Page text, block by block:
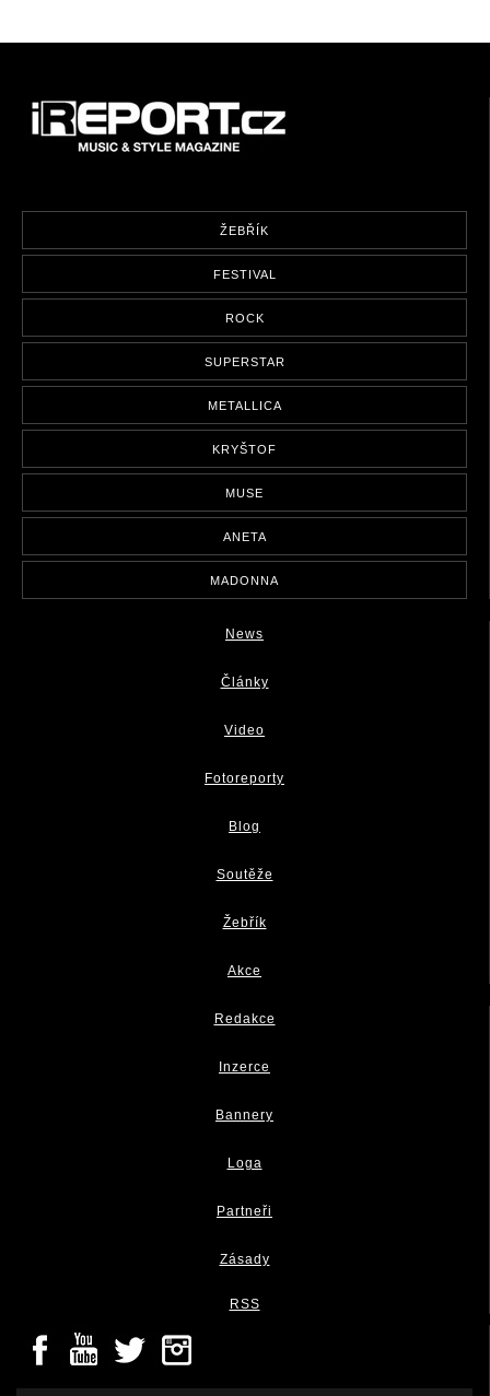
ŽEBŘÍK
FESTIVAL
ROCK
SUPERSTAR
METALLICA
KRYŠTOF
MUSE
ANETA
MADONNA
News
Články
Video
Fotoreporty
Blog
Soutěže
Žebřík
Akce
Redakce
Inzerce
Bannery
Loga
Partneři
Zásady
RSS